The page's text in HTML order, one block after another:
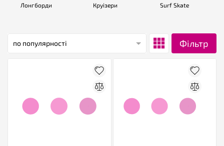
Лонгборди Круізери Surf Skate
по популярності Фільтр